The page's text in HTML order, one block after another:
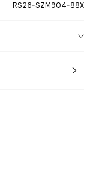
RS26-SZM904-88X